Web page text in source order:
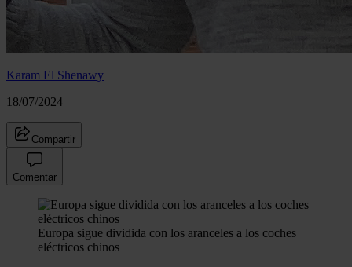
Karam El Shenawy
18/07/2024
Compartir
Comentar
Europa sigue dividida con los aranceles a los coches
eléctricos chinos